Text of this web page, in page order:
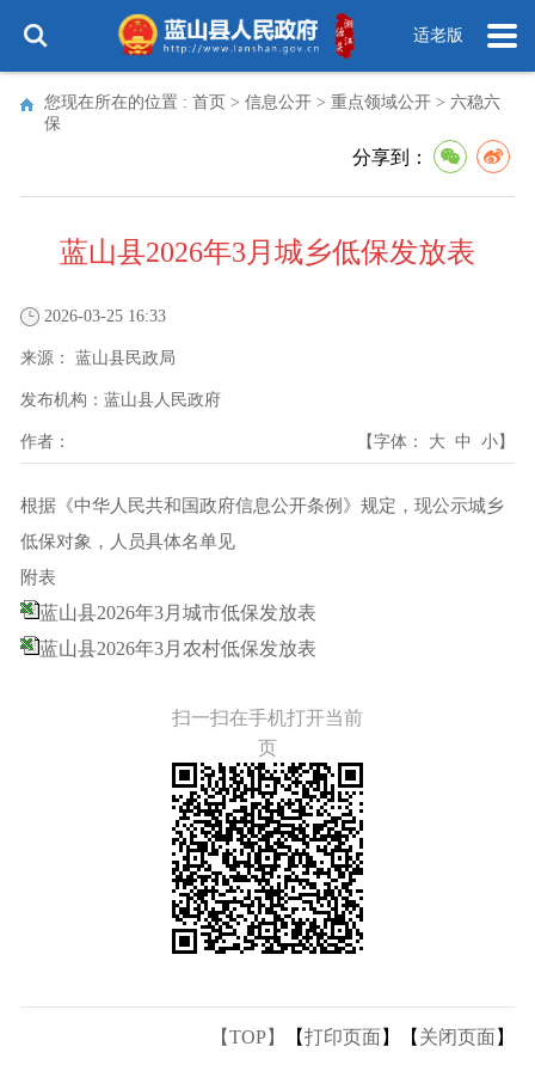
适老版
您现在所在的位置 : 首页 > 信息公开 > 重点领域公开 > 六稳六
保
分享到：
蓝山县2026年3月城乡低保发放表
2026-03-25 16:33
来源： 蓝山县民政局
发布机构： 蓝山县人民政府
作者： 【字体： 大 中 小】
根据《中华人民共和国政府信息公开条例》规定，现公示城乡
低保对象，人员具体名单见
附表
蓝山县2026年3月城市低保发放表
蓝山县2026年3月农村低保发放表
扫一扫在手机打开当前
页
【TOP】 【打印页面】【 关闭页面】